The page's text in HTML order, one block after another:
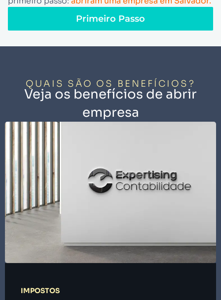
Primeiro Passo
QUAIS SÃO OS BENEFÍCIOS?
Veja os benefícios de abrir
empresa
IMPOSTOS